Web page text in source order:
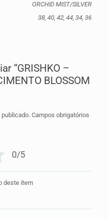
ORCHID MIST/SILVER
38, 40, 42, 44, 34, 36
“GRISHKO –
BLOSSOM
publicado. Campos obrigatórios
0/5
deste item